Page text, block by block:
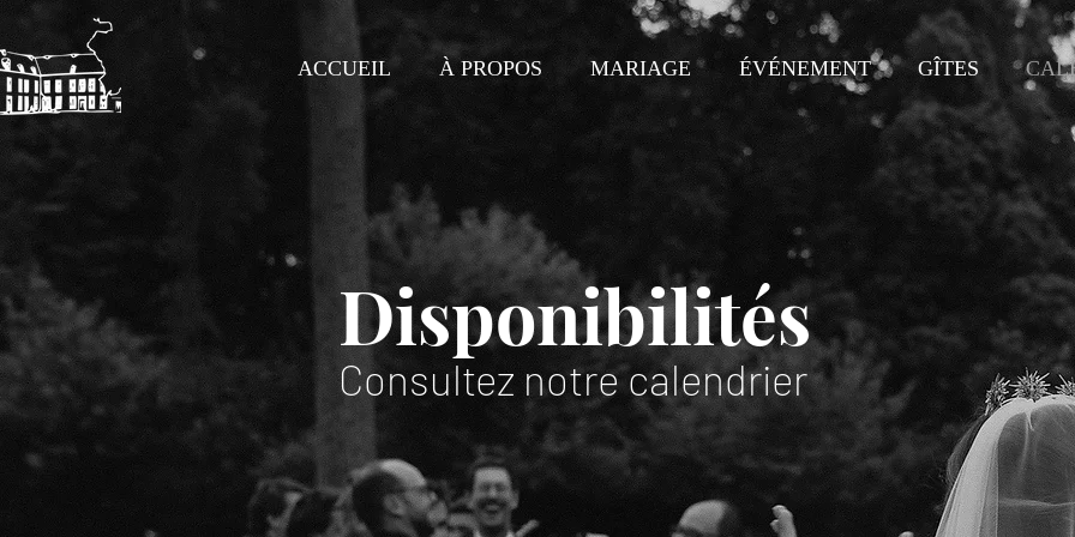
ACCUEIL À PROPOS MARIAGE ÉVÉNEMENT GÎTES
Disponibilités
Consultez notre calendrier